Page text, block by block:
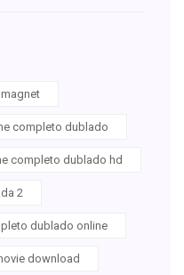
completo dublado
completo dublado hd
2
dublado online
download